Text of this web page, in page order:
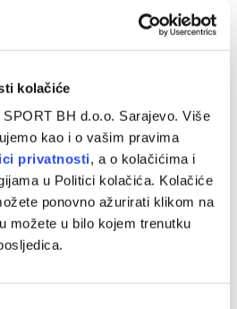
kolačiće
SPORT BH d.o.o. Sarajevo. Više
kao i o vašim pravima
privatnosti, a o kolačićima i
u Politici kolačića. Kolačiće
ponovno ažurirati klikom na
možete u bilo kojem trenutku
bude napadač: To je bilo